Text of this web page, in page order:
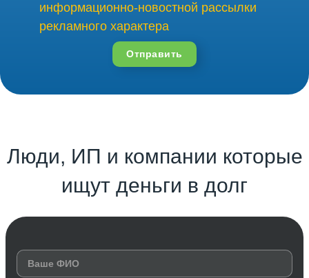
информационно-новостной рассылки
рекламного характера
Отправить
Люди, ИП и компании которые
ищут деньги в долг